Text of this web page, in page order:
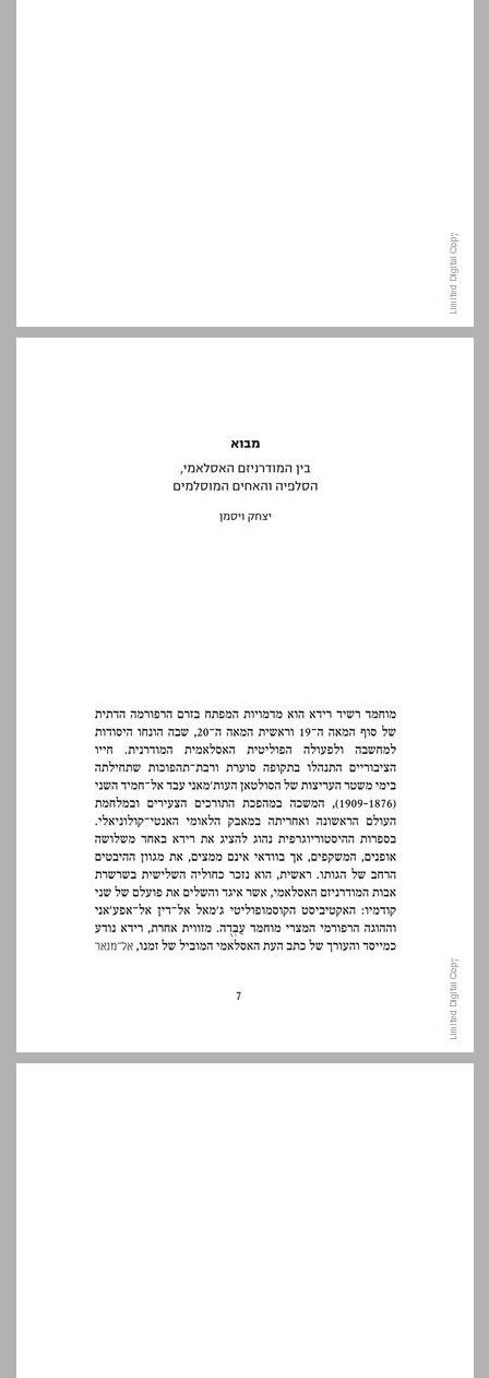
מבוא - בין המודרניזם האסלאמי, הסלפיה והאחים המוסלמים ... 7